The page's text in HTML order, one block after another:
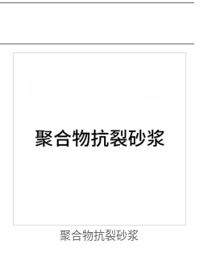
聚合物抗裂砂浆